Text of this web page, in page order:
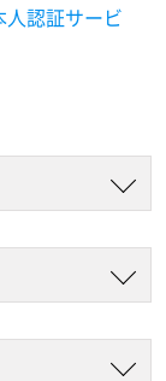
人認証サービ